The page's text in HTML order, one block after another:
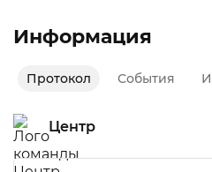
Информация
Протокол События
Центр